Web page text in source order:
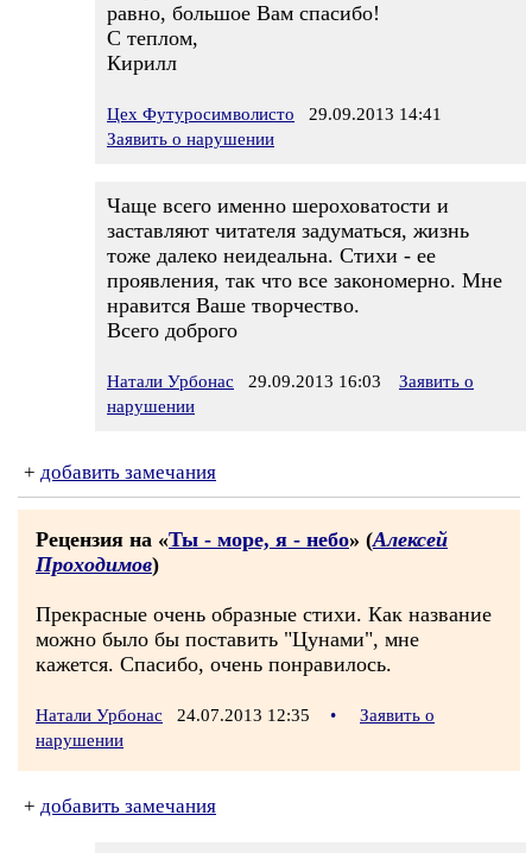
равно, большое Вам спасибо!
С теплом,
Кирилл
Цех Футуросимволисто 29.09.2013 14:41
Заявить о нарушении
Чаще всего именно шероховатости и
заставляют читателя задуматься, жизнь
тоже далеко неидеальна. Стихи - ее
проявления, так что все закономерно. Мне
нравится Ваше творчество.
Всего доброго
Натали Урбонас 29.09.2013 16:03
Заявить о
нарушении
+ добавить замечания
Рецензия на «Ты - море, я - небо» (Алексей
Проходимов)
Прекрасные очень образные стихи. Как название
можно было бы поставить "Цунами", мне
кажется. Спасибо, очень понравилось.
Натали Урбонас 24.07.2013 12:35 •
Заявить о
нарушении
+ добавить замечания